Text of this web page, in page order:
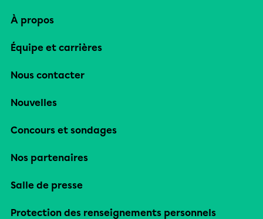
À propos
Équipe et carrières
Nous contacter
Nouvelles
Concours et sondages
Nos partenaires
Salle de presse
Protection des renseignements personnels